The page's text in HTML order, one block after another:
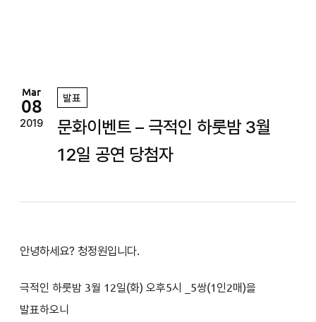
Mar
08
2019
발표
문화이벤트 – 극적인 하룻밤 3월
12일 공연 당첨자
안녕하세요? 청정원입니다.
극적인 하룻밤 3월 12일(화) 오후5시
_5쌍(1인2매)을
발표하오니